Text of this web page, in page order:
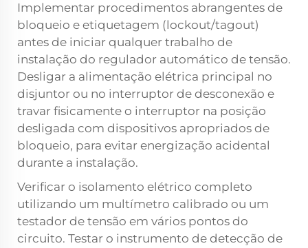
Implementar procedimentos abrangentes de
bloqueio e etiquetagem (lockout/tagout)
antes de iniciar qualquer trabalho de
instalação do regulador automático de tensão.
Desligar a alimentação elétrica principal no
disjuntor ou no interruptor de desconexão e
travar fisicamente o interruptor na posição
desligada com dispositivos apropriados de
bloqueio, para evitar energização acidental
durante a instalação.
Verificar o isolamento elétrico completo
utilizando um multímetro calibrado ou um
testador de tensão em vários pontos do
circuito. Testar o instrumento de detecção de